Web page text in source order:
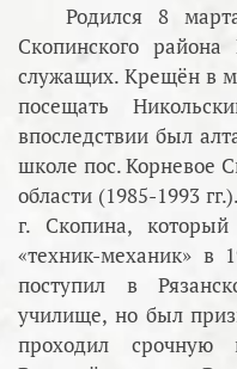
Родился 8
Скопинского
служащих. Крещён в
посещать
впоследствии был
школе пос. Корневое
области (1985-1993
г. Скопина,
«техник-механик» в
поступил в
училище, но был
проходил